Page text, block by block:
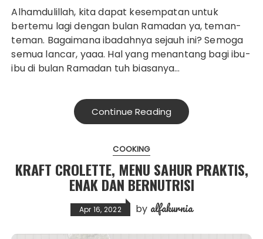
Alhamdulillah, kita dapat kesempatan untuk
bertemu lagi dengan bulan Ramadan ya, teman-
teman. Bagaimana ibadahnya sejauh ini? Semoga
semua lancar, yaaa. Hal yang menantang bagi ibu-
ibu di bulan Ramadan tuh biasanya…
Continue Reading
COOKING
KRAFT CROLETTE, MENU SAHUR PRAKTIS,
ENAK DAN BERNUTRISI
Apr 16, 2022 by alfakurnia